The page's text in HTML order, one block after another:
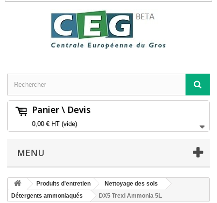
Panier \ Devis
0,00 €HT (vide)
MENU
Produits d'entretien
Nettoyage des sols
Détergents ammoniaqués
DX5 Trexi Ammonia 5L